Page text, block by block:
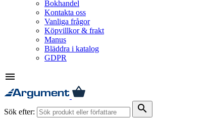
Bokhandel
Kontakta oss
Vanliga frågor
Köpvillkor & frakt
Manus
Bläddra i katalog
GDPR
menu
Sök efter: search